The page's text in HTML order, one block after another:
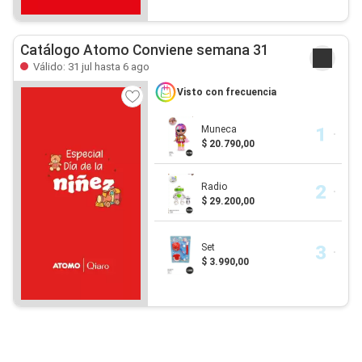
Catálogo Atomo Conviene semana 31
Válido: 31 jul hasta 6 ago
Visto con frecuencia
Muneca
$ 20.790,00
Radio
$ 29.200,00
Set
$ 3.990,00